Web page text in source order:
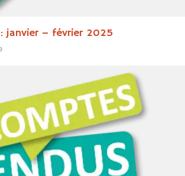
: janvier – février 2025